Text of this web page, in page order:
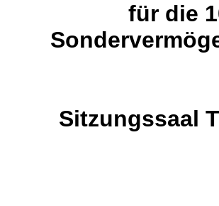
für die
Sitzungssaal